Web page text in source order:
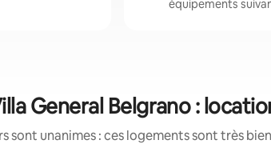
équipements
General Belgrano :
sont unanimes : ces logements sont très